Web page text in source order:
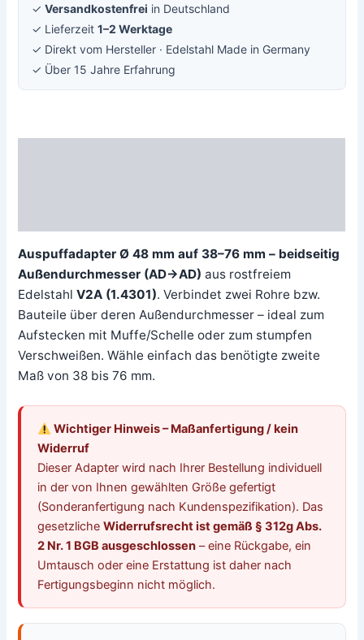
✓Versandkostenfrei in Deutschland
✓ Lieferzeit1–2 Werktage
✓ Direkt vom Hersteller · Edelstahl Made in Germany
✓ Über 15 Jahre Erfahrung
Auspuffadapter Ø 48 mm auf 38–76 mm – beidseitig
Außendurchmesser (AD→AD) aus rostfreiem
EdelstahlV2A (1.4301). Verbindet zwei Rohre bzw.
Bauteile über deren Außendurchmesser – ideal zum
Aufstecken mit Muffe/Schelle oder zum stumpfen
Verschweißen. Wähle einfach das benötigte zweite
Maß von 38 bis 76 mm.
Wichtiger Hinweis – Maßanfertigung / kein
Widerruf
Dieser Adapter wird nach Ihrer Bestellung individuell
in der von Ihnen gewählten Größe gefertigt
(Sonderanfertigung nach Kundenspezifikation). Das
gesetzlicheWiderrufsrecht ist gemäß § 312g Abs.
2 Nr. 1 BGB ausgeschlossen – eine Rückgabe, ein
Umtausch oder eine Erstattung ist daher nach
Fertigungsbeginn nicht möglich.